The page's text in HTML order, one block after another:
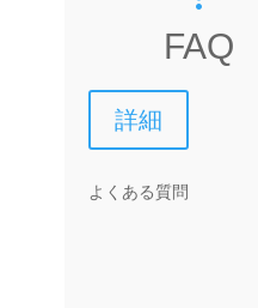
FAQ
詳細
よくある質問